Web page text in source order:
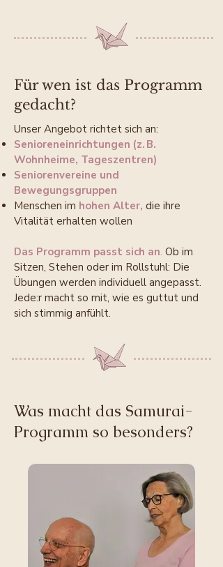
Für wen ist das Programm
gedacht?
Unser Angebot richtet sich an:
Senioreneinrichtungen (z. B.
Wohnheime, Tageszentren)
Seniorenvereine und
Bewegungsgruppen
Menschen im hohen Alter, die ihre
Vitalität erhalten wollen
Das Programm passt sich an. Ob im
Sitzen, Stehen oder im Rollstuhl: Die
Übungen werden individuell angepasst.
Jede:r macht so mit, wie es guttut und
sich stimmig anfühlt.
Was macht das Samurai-
Programm so besonders?